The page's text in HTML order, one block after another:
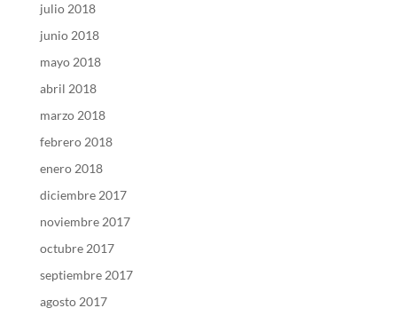
julio 2018
junio 2018
mayo 2018
abril 2018
marzo 2018
febrero 2018
enero 2018
diciembre 2017
noviembre 2017
octubre 2017
septiembre 2017
agosto 2017